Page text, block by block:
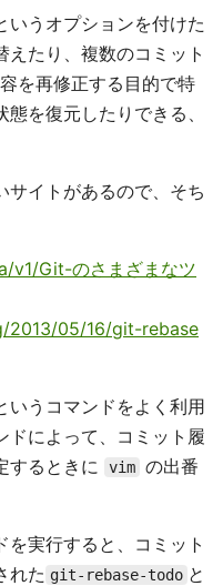
いうオプションを付けた
えたり、複数のコミット
を再修正する目的で特
を復元したりできる、
サイトがあるので、そち
Git-のさまざまなツ
05/16/git-rebase
いうコマンドをよく利用
ドによって、コミット履
するときに
vim の出番
を実行すると、コミット
れた git-rebase-todo と